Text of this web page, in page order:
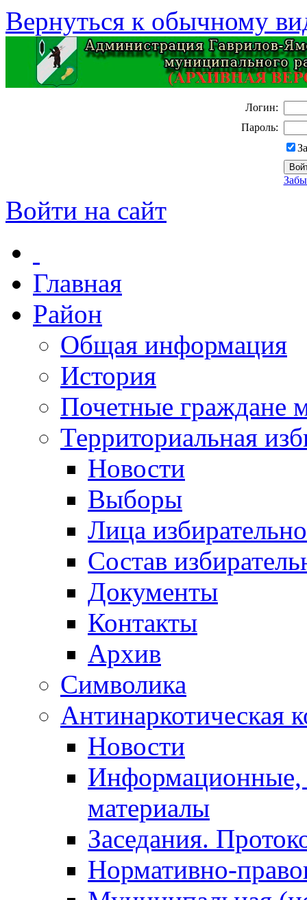
Вернуться к обычному
Логин:
Пароль:
Войти на сайт
Главная
Район
Общая информация
История
Почетные граждане
Территориальная
Новости
Выборы
Лица
Состав
Документы
Контакты
Архив
Символика
Антинаркотическая
Новости
Информационные,
материалы
Заседания.
Нормативно-